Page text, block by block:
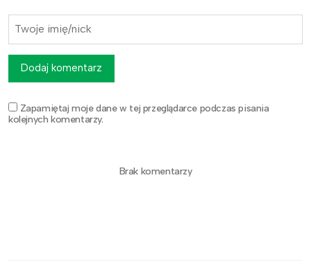
Zapamiętaj moje dane w tej przeglądarce podczas pisania
kolejnych komentarzy.
Dodaj komentarz
Brak komentarzy